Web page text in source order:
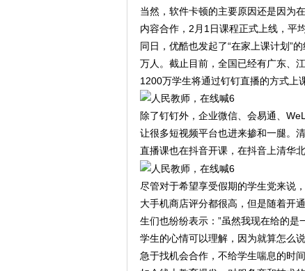
当然，软件卡顿的主要原因还是因为
内容合作，2月1日课程正式上线，平
同日，优酷也发起了“在家上课计划”
万人。截止目前，全国已经有广东、
1200万学生将通过钉钉直播的方式上课
除了钉钉外，企业微信、会易通、
让很多短视频平台也进来掺和一腿。
直播课也在抖音开课，在抖音上清华
尽管对于希望享受假期的学生党来说
大手机商店评分都很高，但是随着开
生们也纷纷表示：”虽然我现在给的是
学生的心情可以理解，因为就算怎么
急于找机会合作，不给学生喘息的时间